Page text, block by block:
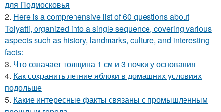
для Подмосковья
2. Here is a comprehensive list of 60 questions about
Tolyatti, organized into a single sequence, covering various
aspects such as history, landmarks, culture, and interesting
facts:
3. Что означает толщина 1 см и 3 почки у основания
4. Как сохранить летние яблоки в домашних условиях
подольше
5. Какие интересные факты связаны с промышленным